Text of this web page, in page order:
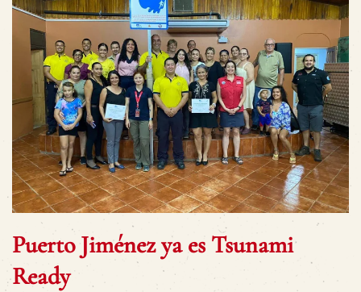
Puerto Jiménez ya es Tsunami
Ready